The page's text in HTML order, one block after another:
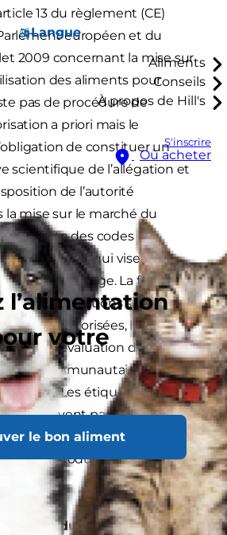
Langue
Aliments
Conseils
À propos de Hill's
S'inscrire
Où acheter
l’alimentation
votre
le bon aliment
13 du règlement (CE)
européen et du
2009 concernant la mise sur
des aliments pour
pas de procédure de
a priori mais le
de constituer un
scientifique de l’allégation et
de l’autorité
mise sur le marché du
il existe des codes
d’étiquetage qui visent à
de l’étiquetage. La fiche ci-
des informations sur le
autorisées, les dossiers
d’évaluation d’une part
communautaires
part. Les étiquettes des
ne doivent pas induire les
erreur sur la nature, le
du produit. Informations
du produit.Il s’agit